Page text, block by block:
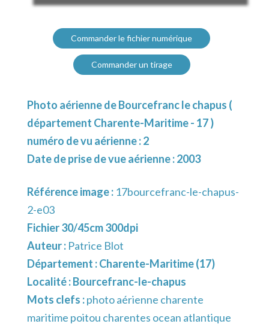
Commander le fichier numérique
Commander un tirage
Photo aérienne de Bourcefranc le chapus (
département Charente-Maritime - 17 )
numéro de vu aérienne : 2
Date de prise de vue aérienne : 2003
Référence image : 17bourcefranc-le-chapus-
2-e03
Fichier 30/45cm 300dpi
Auteur : Patrice Blot
Département :Charente-Maritime (17)
Localité :Bourcefranc-le-chapus
Mots clefs :photo aérienne charente
maritime poitou charentes ocean atlantique